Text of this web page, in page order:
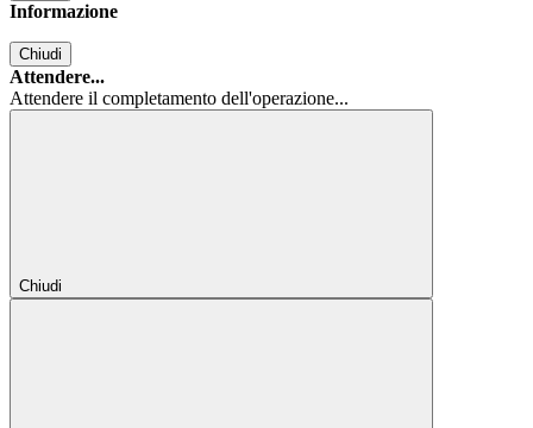
Informazione
Chiudi
Attendere...
Attendere il completamento dell'operazione...
Chiudi